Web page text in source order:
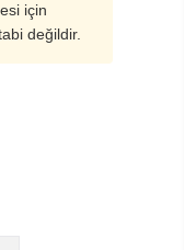
için
değildir.